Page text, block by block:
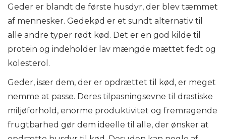
Geder er blandt de første husdyr, der blev tæmmet
af mennesker. Gedekød er et sundt alternativ til
alle andre typer rødt kød. Det er en god kilde til
protein og indeholder lav mængde mættet fedt og
kolesterol.
Geder, især dem, der er opdrættet til kød, er meget
nemme at passe. Deres tilpasningsevne til drastiske
miljøforhold, enorme produktivitet og fremragende
frugtbarhed gør dem ideelle til alle, der ønsker at